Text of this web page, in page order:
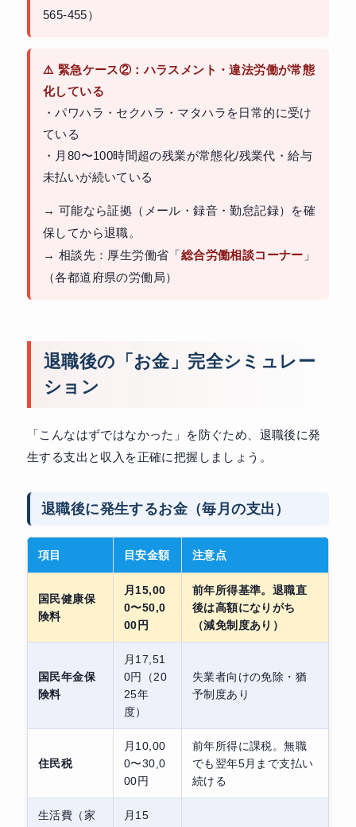
565-455）
⚠️ 緊急ケース②：ハラスメント・違法労働が常態
化している
・パワハラ・セクハラ・マタハラを日常的に受け
ている
・月80〜100時間超の残業が常態化/残業代・給与
未払いが続いている
→ 可能なら証拠（メール・録音・勤怠記録）を確
保してから退職。
→ 相談先：厚生労働省「総合労働相談コーナー 」
（各都道府県の労働局）
退職後の「お金」完全シミュレー
ション
「こんなはずではなかった」を防ぐため、退職後に発
生する支出と収入を正確に把握しましょう。
退職後に発生するお金（毎月の支出）
項目 目安金額 注意点
国民健康保
険料
月15,00
0〜50,0
00円
前年所得基準。退職直
後は高額になりがち
（減免制度あり）
国民年金保
険料
月17,51
0円（20
25年
度）
失業者向けの免除・猶
予制度あり
住民税
月10,00
0〜30,0
00円
前年所得に課税。無職
でも翌年5月まで支払い
続ける
生活費（家
月15